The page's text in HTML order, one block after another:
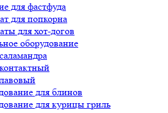
для фастфуда
для попкорна
для хот-догов
оборудование
для блинов
для курицы гриль